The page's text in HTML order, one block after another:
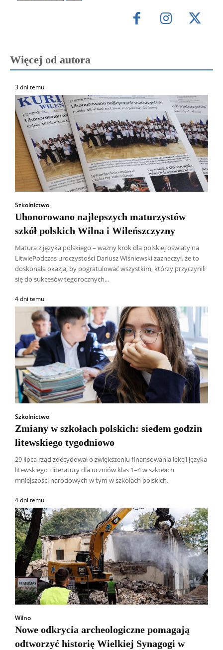
Więcej od autora
3 dni temu
Szkolnictwo
Uhonorowano najlepszych maturzystów
szkół polskich Wilna i Wileńszczyzny
Matura z języka polskiego – ważny krok dla polskiej oświaty na
LitwiePodczas uroczystości Dariusz Wiśniewski zaznaczył, że to
doskonała okazja, by pogratulować wszystkim, którzy przyczynili
się do sukcesów tegorocznych...
4 dni temu
Szkolnictwo
Zmiany w szkołach polskich: siedem godzin
litewskiego tygodniowo
29 lipca rząd zdecydował o zwiększeniu finansowania lekcji języka
litewskiego i literatury dla uczniów klas 1–4 w szkołach
mniejszości narodowych w tym w szkołach polskich.
4 dni temu
Wilno
Nowe odkrycia archeologiczne pomagają
odtworzyć historię Wielkiej Synagogi w